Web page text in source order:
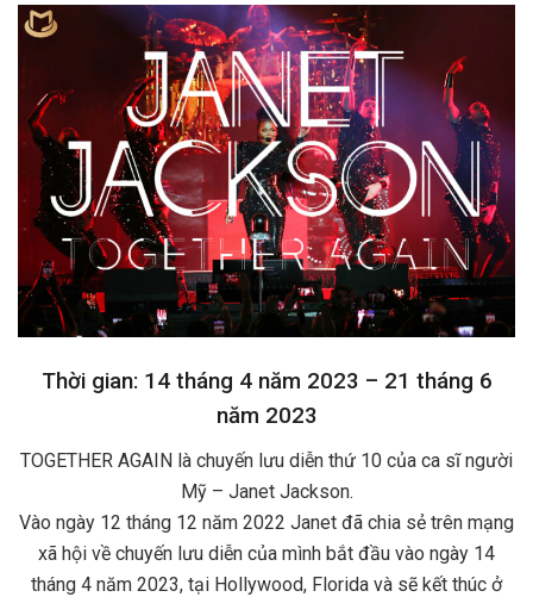
Thời gian: 14 tháng 4 năm 2023 – 21 tháng 6
năm 2023
TOGETHER AGAIN là chuyến lưu diễn thứ 10 của ca sĩ người
Mỹ – Janet Jackson.
Vào ngày 12 tháng 12 năm 2022 Janet đã chia sẻ trên mạng
xã hội về chuyến lưu diễn của mình bắt đầu vào ngày 14
tháng 4 năm 2023, tại Hollywood, Florida và sẽ kết thúc ở